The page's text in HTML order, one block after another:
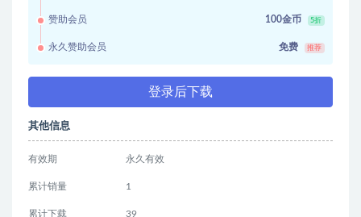
赞助会员 100金币 5折
永久赞助会员 免费 推荐
登录后下载
其他信息
有效期 永久有效
累计销量 1
累计下载 39